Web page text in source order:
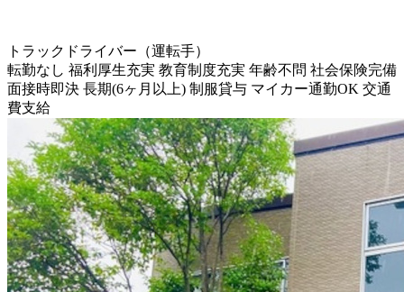
トラックドライバー（運転手）
転勤なし 福利厚生充実 教育制度充実 年齢不問 社会保険完備
面接時即決 長期(6ヶ月以上) 制服貸与 マイカー通勤OK 交通
費支給